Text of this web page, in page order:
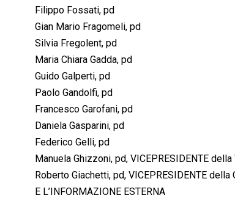
Filippo Fossati, pd
Gian Mario Fragomeli, pd
Silvia Fregolent, pd
Maria Chiara Gadda, pd
Guido Galperti, pd
Paolo Gandolfi, pd
Francesco Garofani, pd
Daniela Gasparini, pd
Federico Gelli, pd
Manuela Ghizzoni, pd, VICEPRESIDENTE
Roberto Giachetti, pd, VICEPRESIDENTE della
E L’INFORMAZIONE ESTERNA